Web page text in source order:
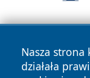
Nasza strona
działała